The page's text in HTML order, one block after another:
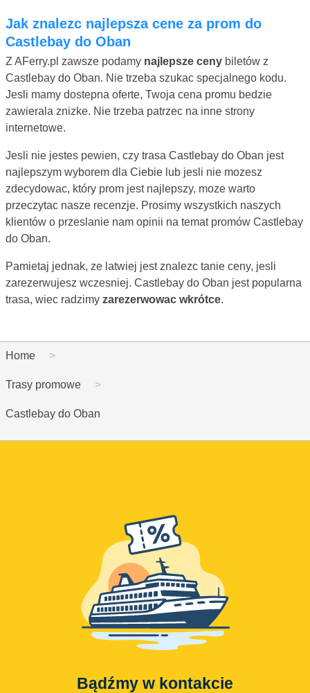
Jak znalezc najlepsza cene za prom do
Castlebay do Oban
Z AFerry.pl zawsze podamy najlepsze ceny biletów z
Castlebay do Oban. Nie trzeba szukac specjalnego kodu.
Jesli mamy dostepna oferte, Twoja cena promu bedzie
zawierala znizke. Nie trzeba patrzec na inne strony
internetowe.
Jesli nie jestes pewien, czy trasa Castlebay do Oban jest
najlepszym wyborem dla Ciebie lub jesli nie mozesz
zdecydowac, który prom jest najlepszy, moze warto
przeczytac nasze recenzje. Prosimy wszystkich naszych
klientów o przeslanie nam opinii na temat promów Castlebay
do Oban.
Pamietaj jednak, ze latwiej jest znalezc tanie ceny, jesli
zarezerwujesz wczesniej. Castlebay do Oban jest popularna
trasa, wiec radzimy zarezerwowac wkrótce.
Home
Trasy promowe
Castlebay do Oban
Bądźmy w kontakcie